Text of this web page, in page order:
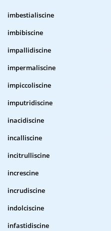
imbestialiscine
imbibiscine
impallidiscine
impermaliscine
impiccoliscine
imputridiscine
inacidiscine
incalliscine
incitrulliscine
increscine
incrudiscine
indolciscine
infastidiscine